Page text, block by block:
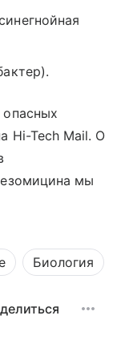
опасных
Hi-Tech Mail. О
мы
Биология